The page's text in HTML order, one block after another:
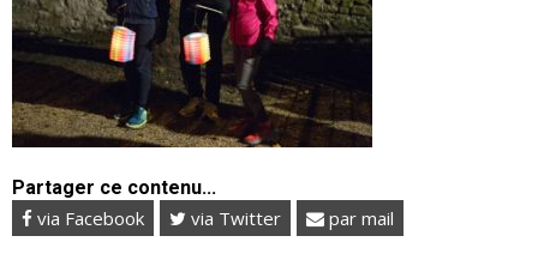
Partager ce contenu...
via Facebook via Twitter par mail